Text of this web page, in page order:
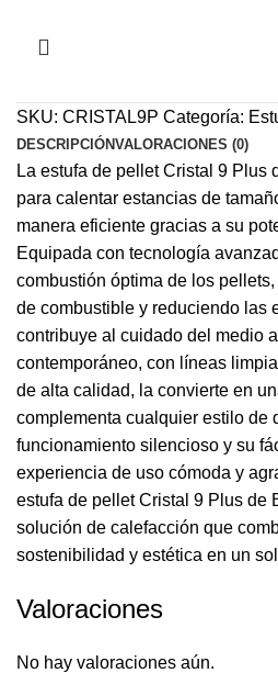
SKU: CRISTAL9P Categoría:
DESCRIPCIÓNVALORACIONES (0)
La estufa de pellet Cristal 9 Plus
para calentar estancias de
manera eficiente gracias a su
Equipada con tecnología
combustión óptima de los
de combustible y reduciendo las
contribuye al cuidado del medio
contemporáneo, con líneas
de alta calidad, la convierte en
complementa cualquier estilo de
funcionamiento silencioso y su
experiencia de uso cómoda y
estufa de pellet Cristal 9 Plus de
solución de calefacción que
sostenibilidad y estética en un
Valoraciones
No hay valoraciones aún.